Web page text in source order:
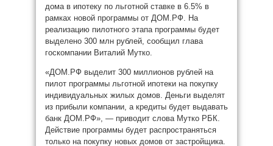
дома в ипотеку по льготной ставке в 6.5% в
рамках новой программы от ДОМ.РФ. На
реализацию пилотного этапа программы будет
выделено 300 млн рублей, сообщил глава
госкомпании Виталий Мутко.
«ДОМ.РФ выделит 300 миллионов рублей на
пилот программы льготной ипотеки на покупку
индивидуальных жилых домов. Деньги выделят
из прибыли компании, а кредиты будет выдавать
банк ДОМ.РФ», — приводит слова Мутко РБК.
Действие программы будет распространяться
только на покупку новых домов от застройщика.